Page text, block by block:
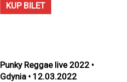
KUP BILET
Punky Reggae live 2022 •
Gdynia • 12.03.2022